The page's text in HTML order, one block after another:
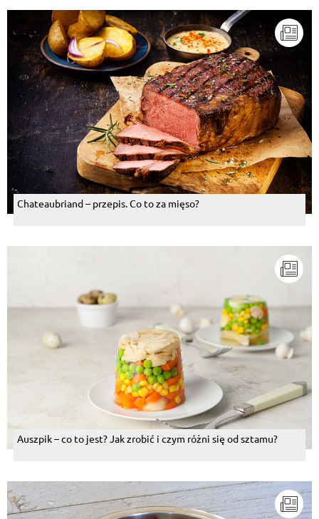
Chateaubriand – przepis. Co to za mięso?
Auszpik – co to jest? Jak zrobić i czym różni się od sztamu?